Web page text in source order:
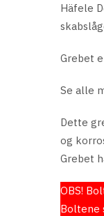
Häfele
Grebet
Se alle
Dette
og
Grebet
OBS!
Boltene